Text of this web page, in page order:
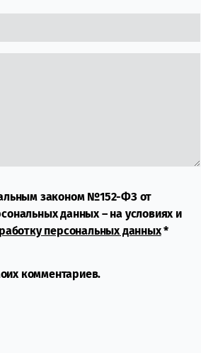
законом №152-ФЗ от
данных – на условиях и
персональных данных*
комментариев.